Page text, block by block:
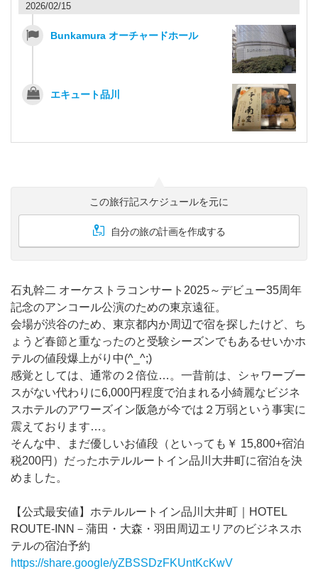
2026/02/15
Bunkamura オーチャードホール
エキュート品川
この旅行記スケジュールを元に
自分の旅の計画を作成する
石丸幹二 オーケストラコンサート2025～デビュー35周年
記念のアンコール公演のための東京遠征。
会場が渋谷のため、東京都内か周辺で宿を探したけど、ち
ょうど春節と重なったのと受験シーズンでもあるせいかホ
テルの値段爆上がり中(^_^;)
感覚としては、通常の２倍位…。一昔前は、シャワーブー
スがない代わりに6,000円程度で泊まれる小綺麗なビジネ
スホテルのアワーズイン阪急が今では２万弱という事実に
震えております…。
そんな中、まだ優しいお値段（といっても￥ 15,800+宿泊
税200円）だったホテルルートイン品川大井町に宿泊を決
めました。
【公式最安値】ホテルルートイン品川大井町｜HOTEL
ROUTE-INN－蒲田・大森・羽田周辺エリアのビジネスホ
テルの宿泊予約
https://share.google/yZBSSDzFKUntKcKwV